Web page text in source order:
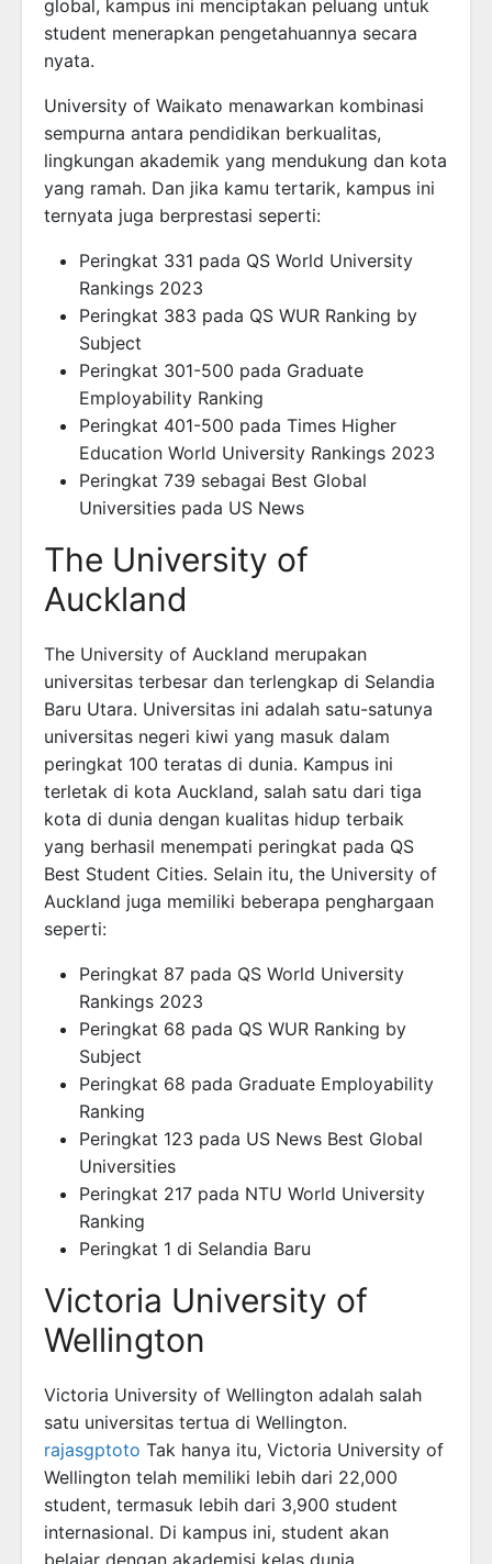
global, kampus ini menciptakan peluang untuk
student menerapkan pengetahuannya secara
nyata.
University of Waikato menawarkan kombinasi
sempurna antara pendidikan berkualitas,
lingkungan akademik yang mendukung dan kota
yang ramah. Dan jika kamu tertarik, kampus ini
ternyata juga berprestasi seperti:
Peringkat 331 pada QS World University
Rankings 2023
Peringkat 383 pada QS WUR Ranking by
Subject
Peringkat 301-500 pada Graduate
Employability Ranking
Peringkat 401-500 pada Times Higher
Education World University Rankings 2023
Peringkat 739 sebagai Best Global
Universities pada US News
The University of
Auckland
The University of Auckland merupakan
universitas terbesar dan terlengkap di Selandia
Baru Utara. Universitas ini adalah satu-satunya
universitas negeri kiwi yang masuk dalam
peringkat 100 teratas di dunia. Kampus ini
terletak di kota Auckland, salah satu dari tiga
kota di dunia dengan kualitas hidup terbaik
yang berhasil menempati peringkat pada QS
Best Student Cities. Selain itu, the University of
Auckland juga memiliki beberapa penghargaan
seperti:
Peringkat 87 pada QS World University
Rankings 2023
Peringkat 68 pada QS WUR Ranking by
Subject
Peringkat 68 pada Graduate Employability
Ranking
Peringkat 123 pada US News Best Global
Universities
Peringkat 217 pada NTU World University
Ranking
Peringkat 1 di Selandia Baru
Victoria University of
Wellington
Victoria University of Wellington adalah salah
satu universitas tertua di Wellington.
rajasgptoto Tak hanya itu, Victoria University of
Wellington telah memiliki lebih dari 22,000
student, termasuk lebih dari 3,900 student
internasional. Di kampus ini, student akan
belajar dengan akademisi kelas dunia,